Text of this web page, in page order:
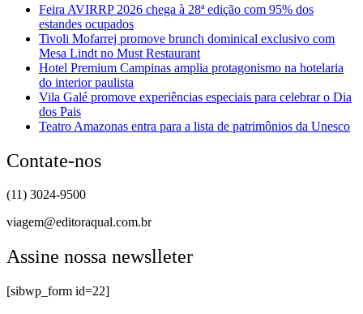
Feira AVIRRP 2026 chega à 28ª edição com 95% dos
estandes ocupados
Tivoli Mofarrej promove brunch dominical exclusivo com
Mesa Lindt no Must Restaurant
Hotel Premium Campinas amplia protagonismo na hotelaria
do interior paulista
Vila Galé promove experiências especiais para celebrar o Dia
dos Pais
Teatro Amazonas entra para a lista de patrimônios da Unesco
Contate-nos
(11) 3024-9500
viagem@editoraqual.com.br
Assine nossa newslleter
[sibwp_form id=22]